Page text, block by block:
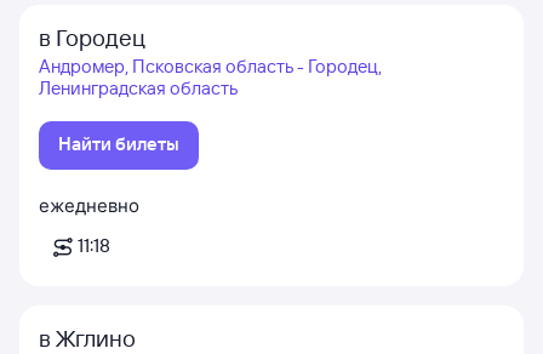
в Городец
Андромер, Псковская область - Городец,
Ленинградская область
Найти билеты
ежедневно
11:18
в Жглино